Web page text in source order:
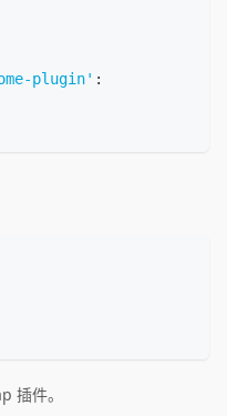
plugin' :
插件。